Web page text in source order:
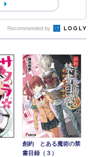
Recommended by
創約 とある魔術の禁
書目録（３）